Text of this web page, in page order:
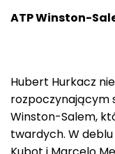
ATP Winston-
Hubert Hurkacz
rozpoczynającym
Winston-Salem,
twardych. W deblu